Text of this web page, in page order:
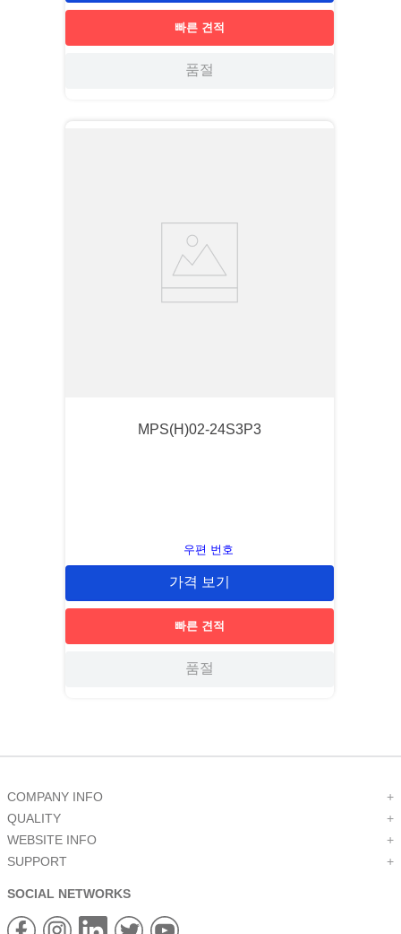
빠른 견적
품절
MPS(H)02-24S3P3
우편 번호
가격 보기
빠른 견적
품절
COMPANY INFO
+
QUALITY
+
WEBSITE INFO
+
SUPPORT
+
SOCIAL NETWORKS